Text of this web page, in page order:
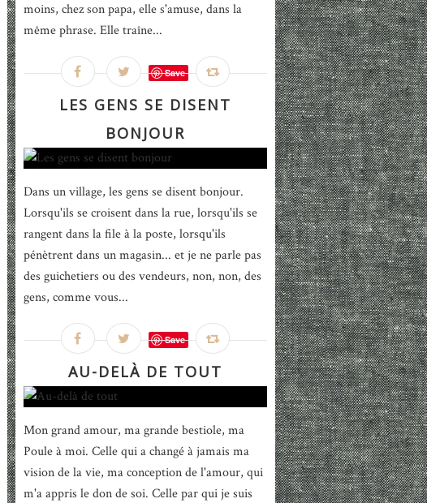
moins, chez son papa, elle s'amuse, dans la
même phrase. Elle traîne...
Save
LES GENS SE DISENT
BONJOUR
Dans un village, les gens se disent bonjour.
Lorsqu'ils se croisent dans la rue, lorsqu'ils se
rangent dans la file à la poste, lorsqu'ils
pénètrent dans un magasin... et je ne parle pas
des guichetiers ou des vendeurs, non, non, des
gens, comme vous...
Save
AU-DELÀ DE TOUT
Mon grand amour, ma grande bestiole, ma
Poule à moi. Celle qui a changé à jamais ma
vision de la vie, ma conception de l'amour, qui
m'a appris le don de soi. Celle par qui je suis